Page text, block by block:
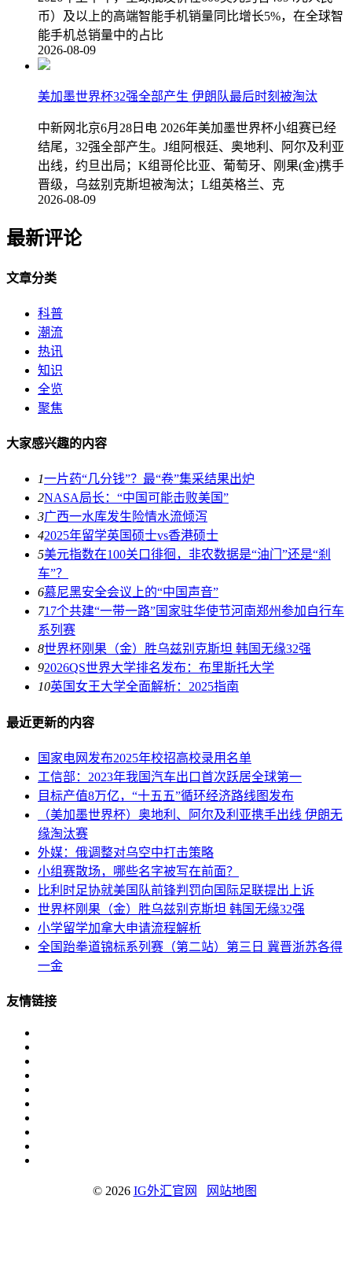
币）及以上的高端智能手机销量同比增长5%，在全球智
能手机总销量中的占比
2026-08-09
美加墨世界杯32强全部产生 伊朗队最后时刻被淘汰
中新网北京6月28日电 2026年美加墨世界杯小组赛已经
结尾，32强全部产生。J组阿根廷、奥地利、阿尔及利亚
出线，约旦出局；K组哥伦比亚、葡萄牙、刚果(金)携手
晋级，乌兹别克斯坦被淘汰；L组英格兰、克
2026-08-09
最新评论
文章分类
科普
潮流
热讯
知识
全览
聚焦
大家感兴趣的内容
1一片药“几分钱”？最“卷”集采结果出炉
2NASA局长：“中国可能击败美国”
3广西一水库发生险情水流倾泻
42025年留学英国硕士vs香港硕士
5美元指数在100关口徘徊，非农数据是“油门”还是“刹
车”？
6慕尼黑安全会议上的“中国声音”
717个共建“一带一路”国家驻华使节河南郑州参加自行车
系列赛
8世界杯刚果（金）胜乌兹别克斯坦 韩国无缘32强
92026QS世界大学排名发布：布里斯托大学
10英国女王大学全面解析：2025指南
最近更新的内容
国家电网发布2025年校招高校录用名单
工信部：2023年我国汽车出口首次跃居全球第一
目标产值8万亿，“十五五”循环经济路线图发布
（美加墨世界杯）奥地利、阿尔及利亚携手出线 伊朗无
缘淘汰赛
外媒：俄调整对乌空中打击策略
小组赛散场，哪些名字被写在前面？
比利时足协就美国队前锋判罚向国际足联提出上诉
世界杯刚果（金）胜乌兹别克斯坦 韩国无缘32强
小学留学加拿大申请流程解析
全国跆拳道锦标系列赛（第二站）第三日 冀晋浙苏各得
一金
友情链接
© 2026 IG外汇官网 网站地图